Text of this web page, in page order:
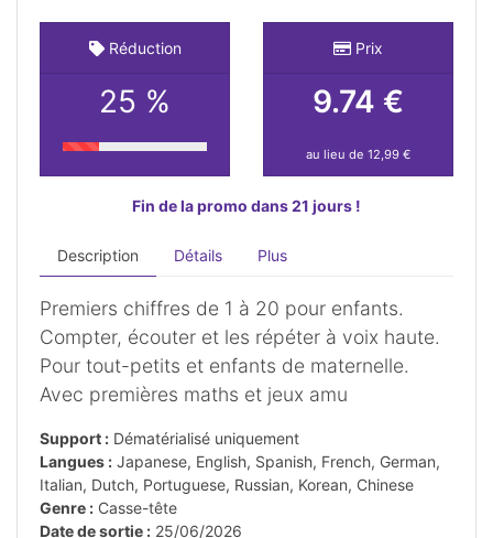
Réduction
25 %
Prix
9.74 €
au lieu de 12,99 €
Fin de la promo dans 21 jours !
Description Détails Plus
Premiers chiffres de 1 à 20 pour enfants.
Compter, écouter et les répéter à voix haute.
Pour tout-petits et enfants de maternelle.
Avec premières maths et jeux amu
Support : Dématérialisé uniquement
Langues : Japanese, English, Spanish, French, German,
Italian, Dutch, Portuguese, Russian, Korean, Chinese
Genre : Casse-tête
Date de sortie : 25/06/2026